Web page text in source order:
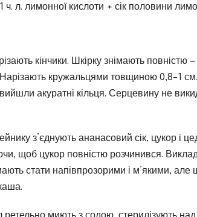
л. лимонної кислоти + сік половини
кінчики. Шкірку знімають
кружальцями товщиною 0,8–1
акуратні кільця. Серцевину не
з’єднують ананасовий сік, цукор і
щоб цукор повністю розчинився.
стати напівпрозорими і м’якими,